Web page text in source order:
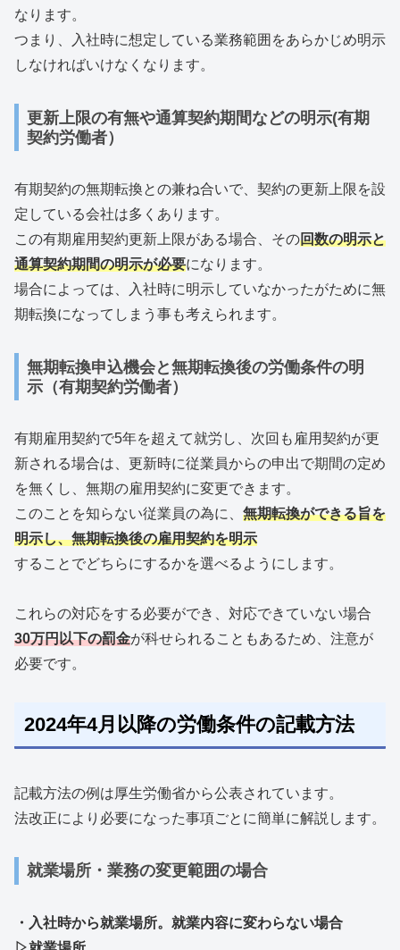
なります。
つまり、入社時に想定している業務範囲をあらかじめ明示
しなければいけなくなります。
更新上限の有無や通算契約期間などの明示(有期
契約労働者）
有期契約の無期転換との兼ね合いで、契約の更新上限を設
定している会社は多くあります。
この有期雇用契約更新上限がある場合、その回数の明示と
通算契約期間の明示が必要になります。
場合によっては、入社時に明示していなかったがために無
期転換になってしまう事も考えられます。
無期転換申込機会と無期転換後の労働条件の明
示（有期契約労働者）
有期雇用契約で5年を超えて就労し、次回も雇用契約が更
新される場合は、更新時に従業員からの申出で期間の定め
を無くし、無期の雇用契約に変更できます。
このことを知らない従業員の為に、 無期転換ができる旨を
明示し、無期転換後の雇用契約を明示
することでどちらにするかを選べるようにします。
これらの対応をする必要ができ、対応できていない場合
30万円以下の罰金が科せられることもあるため、注意が
必要です。
2024年4月以降の労働条件の記載方法
記載方法の例は厚生労働省から公表されています。
法改正により必要になった事項ごとに簡単に解説します。
就業場所・業務の変更範囲の場合
・入社時から就業場所。就業内容に変わらない場合